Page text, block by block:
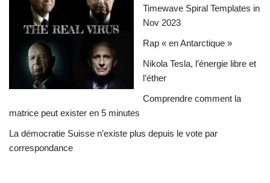
Timewave Spiral Templates in
Nov 2023
Rap « en Antarctique »
Nikola Tesla, l’énergie libre et
l’éther
Comprendre comment la
matrice peut exister en 5 minutes
La démocratie Suisse n’existe plus depuis le vote par
correspondance